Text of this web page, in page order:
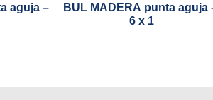
aguja –
BUL MADERA punta aguja
6 x 1